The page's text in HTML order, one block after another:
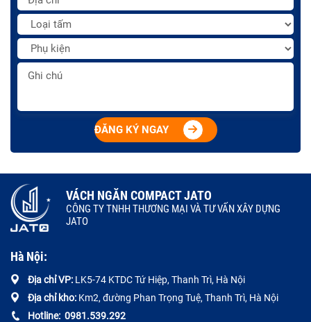
ĐĂNG KÝ NGAY
VÁCH NGĂN COMPACT JATO
CÔNG TY TNHH THƯƠNG MẠI VÀ TƯ VẤN XÂY DỰNG
JATO
Hà Nội:
Địa chỉ VP: LK5-74 KTDC Tứ Hiệp, Thanh Trì, Hà Nội
Địa chỉ kho: Km2, đường Phan Trọng Tuệ, Thanh Trì, Hà Nội
Hotline: 0981.539.292